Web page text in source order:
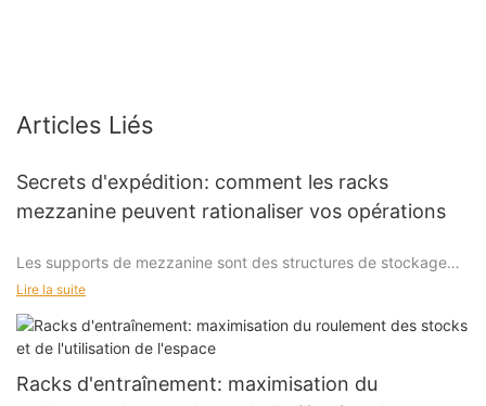
Articles Liés
Secrets d'expédition: comment les racks
mezzanine peuvent rationaliser vos opérations
Les supports de mezzanine sont des structures de stockage
horizontales placées à mi-chemin entre le sol et le plafond,
entrepôts. Contrairement aux étagères verticales ou
horizontales traditionnelles, les racks de mezzanine offrent une
combinaison de flexibilité, d'évolutivité et de rentabilité. Ils sont
Lire la suite
Racks d'entraînement: maximisation du